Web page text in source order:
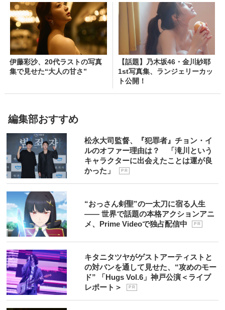
伊藤彩沙、20代ラストの写真
集で見せた“大人の甘さ”
【話題】乃木坂46・金川紗耶
1st写真集、ランジェリーカッ
ト公開！
編集部おすすめ
松永大司監督、『犯罪者』チョン・イ
ルのオファー理由は？ 「滝川という
キャラクターに出会えたことは運が良
かった」
P R
“おっさん剣聖”の一太刀に宿る人生
―― 世界で話題の本格アクションアニ
メ、Prime Videoで独占配信中
P R
キタニタツヤがゲストアーティストと
の対バンを通して見せた、“攻めのモー
ド” 「Hugs Vol.6」神戸公演＜ライブ
レポート＞
P R